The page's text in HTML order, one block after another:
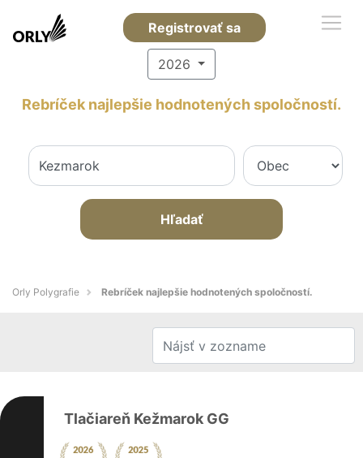
Registrovať sa
2026
Rebríček najlepšie hodnotených spoločností.
Hľadať
Orly Polygrafie Rebríček najlepšie hodnotených spoločností.
Tlačiareň Kežmarok GG